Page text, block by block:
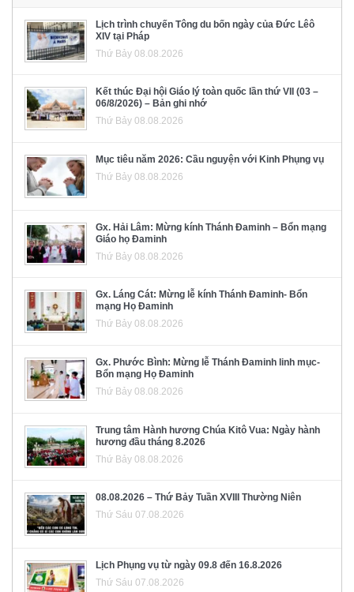
Lịch trình chuyến Tông du bốn ngày của Đức Lêô
XIV tại Pháp
Thứ Bảy 08.08.2026
Kết thúc Đại hội Giáo lý toàn quốc lần thứ VII (03 –
06/8/2026) – Bản ghi nhớ
Thứ Bảy 08.08.2026
Mục tiêu năm 2026: Cầu nguyện với Kinh Phụng vụ
Thứ Bảy 08.08.2026
Gx. Hải Lâm: Mừng kính Thánh Đaminh – Bổn mạng
Giáo họ Đaminh
Thứ Bảy 08.08.2026
Gx. Láng Cát: Mừng lễ kính Thánh Đaminh- Bổn
mạng Họ Đaminh
Thứ Bảy 08.08.2026
Gx. Phước Bình: Mừng lễ Thánh Đaminh linh mục-
Bổn mạng Họ Đaminh
Thứ Bảy 08.08.2026
Trung tâm Hành hương Chúa Kitô Vua: Ngày hành
hương đầu tháng 8.2026
Thứ Bảy 08.08.2026
08.08.2026 – Thứ Bảy Tuần XVIII Thường Niên
Thứ Sáu 07.08.2026
Lịch Phụng vụ từ ngày 09.8 đến 16.8.2026
Thứ Sáu 07.08.2026